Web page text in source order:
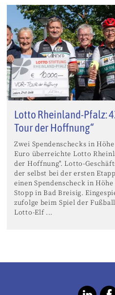
Lotto Rheinland-Pfalz:
Tour der Hoffnung“
Zwei Spendenschecks in
Euro überreichte Lotto
der Hoffnung". Lotto-
der selbst bei der ersten
einen Spendenscheck in
Stopp in Bad Breisig.
zufolge beim Spiel der
Lotto-Elf ...